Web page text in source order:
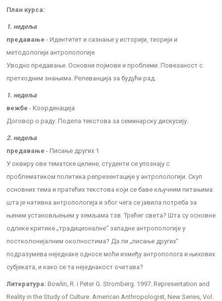
План курса:
1. недеља
предавање - Идентитет и сазнање у историји, теорији и
методологији антропологије
Уводно предавање. Основни појмови и проблеми. Повезаност с
претходним знањима. Релеванција за будући рад.
1. недеља
вежбе - Координација
Договор о раду. Подела текстова за семинарску дискусију.
2. недеља
предавање - Писање других 1
У оквиру ове тематске целине, студенти се упознају с
проблематиком политика репрезентације у антропологији. Скуп
основних тема и пратећих текстова који се баве кључним питањима:
шта је нативна антропологија и због чега се јавила потреба за
њеним установљењем у земљама тзв. Трећег света? Шта су основне
одлике критике „традиционалне“ западне антропологије у
постколонијалним околностима? Да ли „писање других“
подразумева неједнаке односе моћи између антрополога и њихових
субјеката, и како се та неједнакост очитава?
Литература: Bowlin, R. i Peter G. Stromberg. 1997. Representation and
Reality in the Study of Culture. American Anthropologist, New Series, Vol.